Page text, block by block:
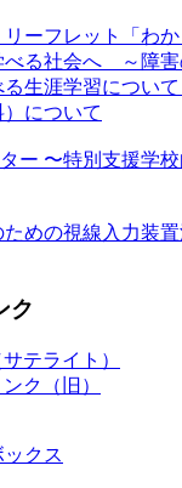
リーフレット「わ
べる社会へ ～障害
生涯学習につい
について
ター 〜特別支援学
めの視線入力装
ク
テライト）
ク（旧）
クス